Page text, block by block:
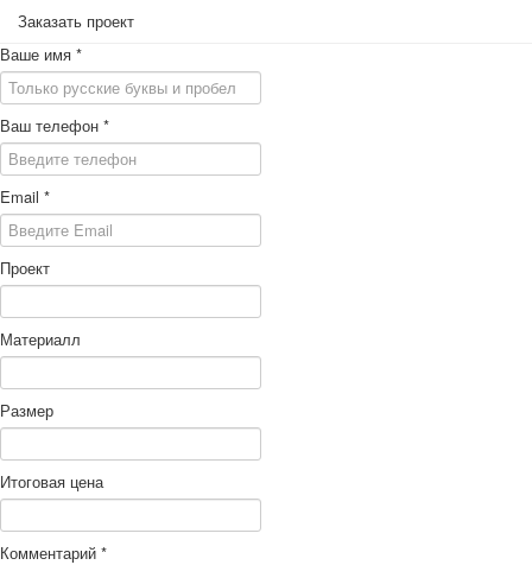
Заказать проект
Ваше имя *
Ваш телефон *
Email *
Проект
Материалл
Размер
Итоговая цена
Комментарий *